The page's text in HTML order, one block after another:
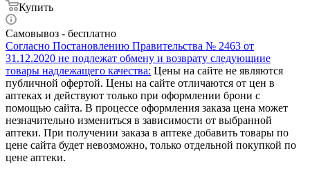
Купить
Самовывоз - бесплатно
Согласно Постановлению Правительства № 2463 от
31.12.2020 не подлежат обмену и возврату следующиие
товары надлежащего качества: Цены на сайте не являются
публичной офертой. Цены на сайте отличаются от цен в
аптеках и действуют только при оформлении брони с
помощью сайта. В процессе оформления заказа цена может
незначительно измениться в зависимости от выбранной
аптеки. При получении заказа в аптеке добавить товары по
цене сайта будет невозможно, только отдельной покупкой по
цене аптеки.